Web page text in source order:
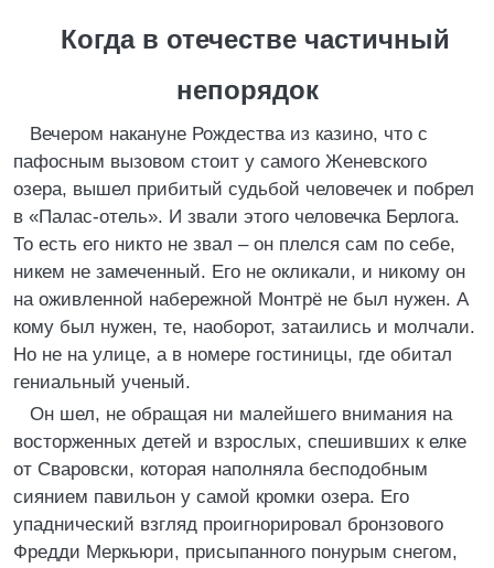
Когда в отечестве частичный
непорядок
Вечером накануне Рождества из казино, что с
пафосным вызовом стоит у самого Женевского
озера, вышел прибитый судьбой человечек и побрел
в «Палас-отель». И звали этого человечка Берлога.
То есть его никто не звал – он плелся сам по себе,
никем не замеченный. Его не окликали, и никому он
на оживленной набережной Монтрё не был нужен. А
кому был нужен, те, наоборот, затаились и молчали.
Но не на улице, а в номере гостиницы, где обитал
гениальный ученый.
Он шел, не обращая ни малейшего внимания на
восторженных детей и взрослых, спешивших к елке
от Сваровски, которая наполняла бесподобным
сиянием павильон у самой кромки озера. Его
упаднический взгляд проигнорировал бронзового
Фредди Меркьюри, присыпанного понурым снегом,